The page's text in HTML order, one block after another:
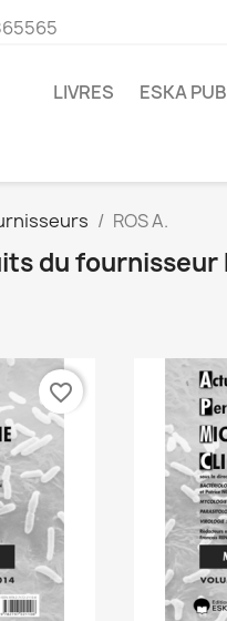
LIVRES ESKA
ROS A.
du fournisseur
favorite_border